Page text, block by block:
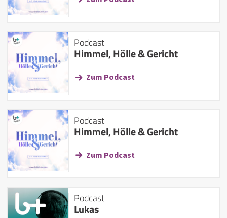
Podcast
Himmel, Hölle & Gericht
Zum Podcast
Podcast
Himmel, Hölle & Gericht
Zum Podcast
Podcast
Lukas